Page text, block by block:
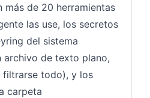
más de 20 herramientas
las use, los secretos
del sistema
archivo de texto plano,
filtrarse todo), y los
carpeta